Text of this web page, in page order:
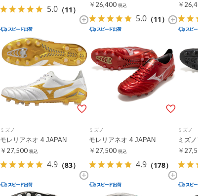
5.0 （11）
￥26,400 税込
5.0 （11）
￥
ミズノ
モレリアネオ 4 JAPAN
￥27,500 税込
4.9 （83）
ミズノ
モレリアネオ 4 JAPAN
￥27,500 税込
4.9 （178）
ミズノ
ミズ
￥